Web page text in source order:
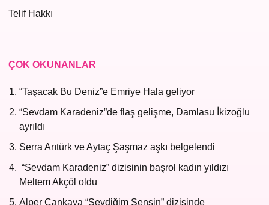
Telif Hakkı
ÇOK OKUNANLAR
“Taşacak Bu Deniz”e Emriye Hala geliyor
“Sevdam Karadeniz”de flaş gelişme, Damlasu İkizoğlu
ayrıldı
Serra Arıtürk ve Aytaç Şaşmaz aşkı belgelendi
“Sevdam Karadeniz” dizisinin başrol kadın yıldızı
Meltem Akçöl oldu
Alper Çankaya “Sevdiğim Sensin” dizisinde